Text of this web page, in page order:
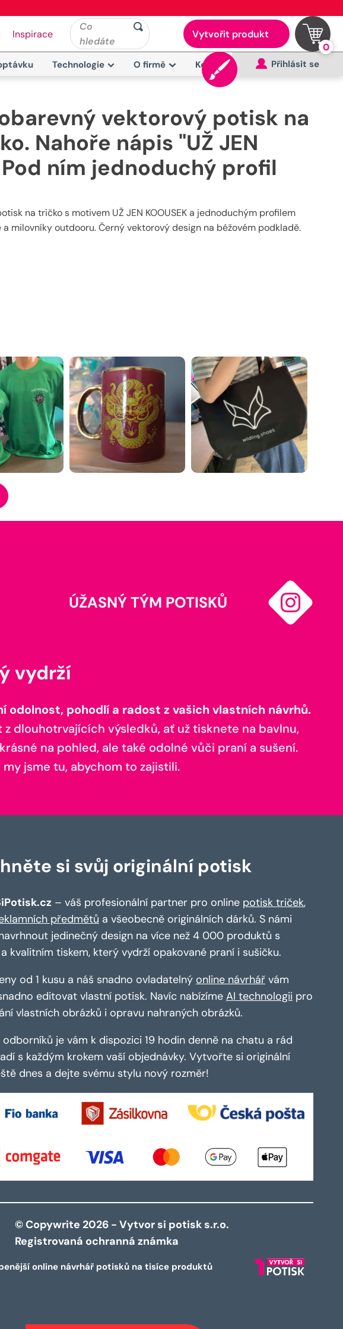
Inspirace
Co
hledáte
Vytvořit produkt
0
Technologie O firmě Kontakt Přihlásit se
vektorový potisk na
Nahoře nápis "UŽ JEN
Pod ním jednoduchý profil
na tričko s motivem UŽ JEN KOOUSEK a jednoduchým profilem
milovníky outdooru. Černý vektorový design na béžovém podkladě.
ÚŽASNÝ TÝM POTISKŮ
vydrží
pohodlí a radost z vašich vlastních návrhů.
dlouhotrvajících výsledků, ať už tisknete na bavlnu,
na pohled, ale také odolné vůči praní a sušení.
jsme tu, abychom to zajistili.
si svůj originální potisk
– váš profesionální partner pro online potisk triček,
předmětů a všeobecně originálních dárků. S námi
jedinečný design na více než 4 000 produktů s
kvalitním tiskem, který vydrží opakované praní i sušičku.
od 1 kusu a náš snadno ovladatelný online návrhář vám
editovat vlastní potisk. Navíc nabízíme AI technologii pro
vlastních obrázků i opravu nahraných obrázků.
je vám k dispozici 19 hodin denně na chatu a rád
s každým krokem vaší objednávky. Vytvořte si originální
dnes a dejte svému stylu nový rozměr!
© Copywrite 2026 - Vytvor si potisk s.r.o.
Registrovaná ochranná známka
online návrhář potisků na tisíce produktů